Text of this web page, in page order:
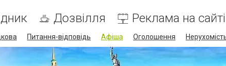
Дозвілля Реклама на сайті
Питання-відповідь Афіша Оголошення